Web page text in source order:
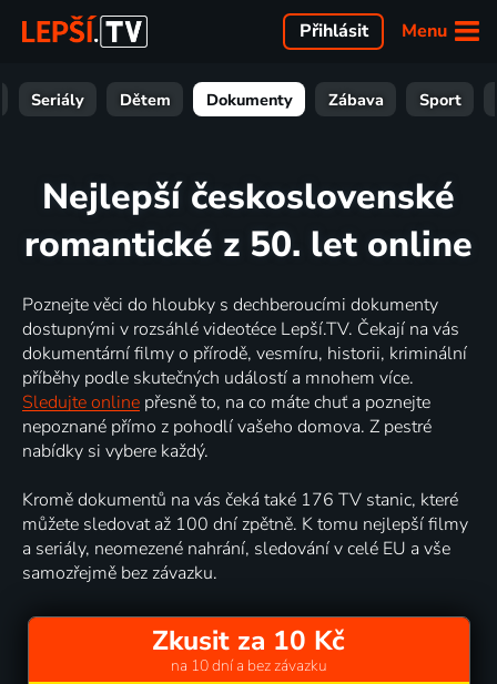
Menu
Přihlásit
Seriály Dětem Dokumenty Zábava Sport
Nejlepší československé
romantické z 50. let online
Poznejte věci do hloubky s dechberoucími dokumenty
dostupnými v rozsáhlé videotéce Lepší.TV. Čekají na vás
dokumentární filmy o přírodě, vesmíru, historii, kriminální
příběhy podle skutečných událostí a mnohem více.
Sledujte online přesně to, na co máte chuť a poznejte
nepoznané přímo z pohodlí vašeho domova. Z pestré
nabídky si vybere každý.
Kromě dokumentů na vás čeká také 176 TV stanic, které
můžete sledovat až 100 dní zpětně. K tomu nejlepší filmy
a seriály, neomezené nahrání, sledování v celé EU a vše
samozřejmě bez závazku.
Zkusit za 10 Kč
na 10 dní a bez závazku